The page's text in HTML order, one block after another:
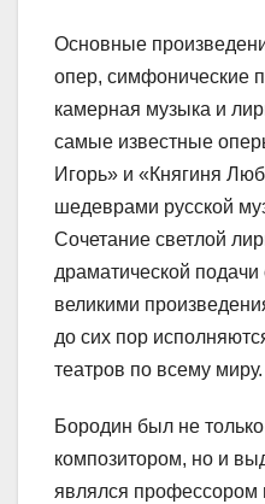
Основные
опер, симфонические
камерная музыка и
самые известные
Игорь» и «Княгиня
шедеврами русской
Сочетание светлой
драматической
великими
до сих пор
театров по всему миру.
Бородин был не
композитором, но и
являлся